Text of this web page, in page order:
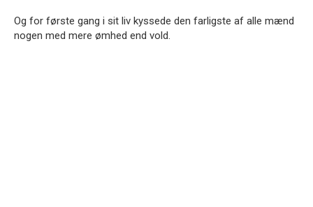
Og for første gang i sit liv kyssede den farligste af alle mænd
nogen med mere ømhed end vold.